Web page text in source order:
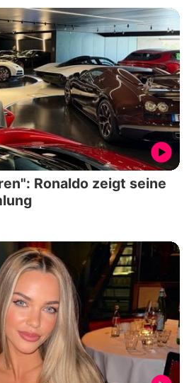
Ronaldo zeigt seine